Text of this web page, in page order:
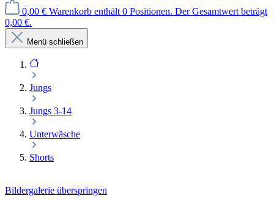
0,00 € Warenkorb enthält 0 Positionen. Der Gesamtwert beträgt
0,00 €.
Menü schließen
Jungs
Jungs 3-14
Unterwäsche
Shorts
Bildergalerie überspringen